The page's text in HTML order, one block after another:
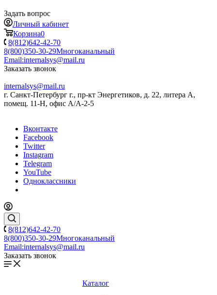
Задать вопрос
Личный кабинет
Корзина0
8(812)642-42-70
8(800)350-30-29Многоканальный
Email:internalsys@mail.ru
Заказать звонок
internalsys@mail.ru
г. Санкт-Петербург г., пр-кт Энергетиков, д. 22, литера А,
помещ. 11-Н, офис А/А-2-5
Вконтакте
Facebook
Twitter
Instagram
Telegram
YouTube
Одноклассники
8(812)642-42-70
8(800)350-30-29Многоканальный
Email:internalsys@mail.ru
Заказать звонок
Каталог